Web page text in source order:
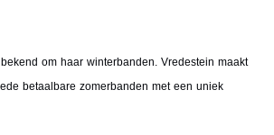
om haar winterbanden. Vredestein maakt
betaalbare zomerbanden met een uniek